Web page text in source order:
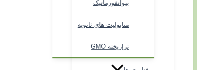
بیوانفورماتیک
متابولیت های ثانویه
تراریخته GMO